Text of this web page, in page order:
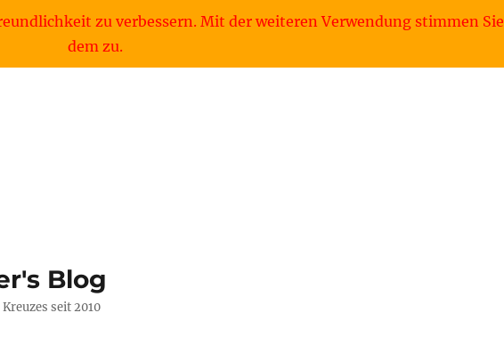
Blog
seit 2010
zu verbessern. Mit der weiteren Verwendung stimmen Sie
dem zu.